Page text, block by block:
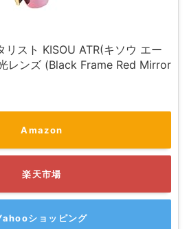
リスト KISOU ATR(キソウ エー
レンズ (Black Frame Red Mirror
Amazon
楽天市場
ショッピング